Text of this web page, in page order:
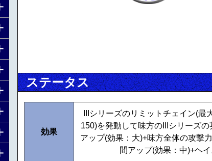
ステータス
効果
IIIシリーズのリミットチェイン(最
150)を発動して味方のIIIシリーズ
アップ(効果：大)+味方全体の攻撃
間アップ(効果：中)+ヘイ